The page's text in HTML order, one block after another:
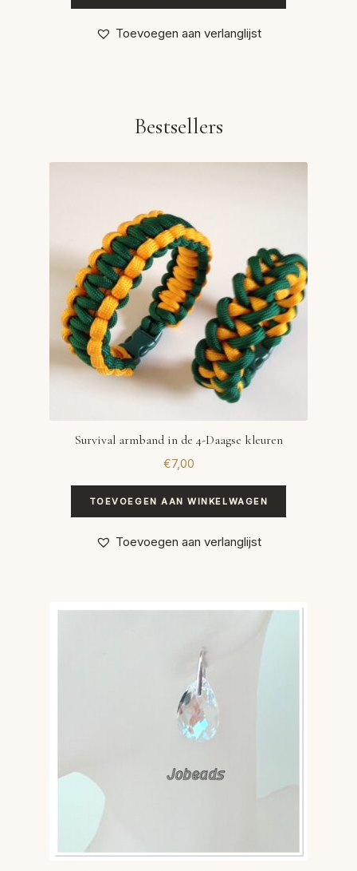
Toevoegen aan verlanglijst
Bestsellers
Survival armband in de 4-Daagse kleuren
€7,00
TOEVOEGEN AAN WINKELWAGEN
Toevoegen aan verlanglijst